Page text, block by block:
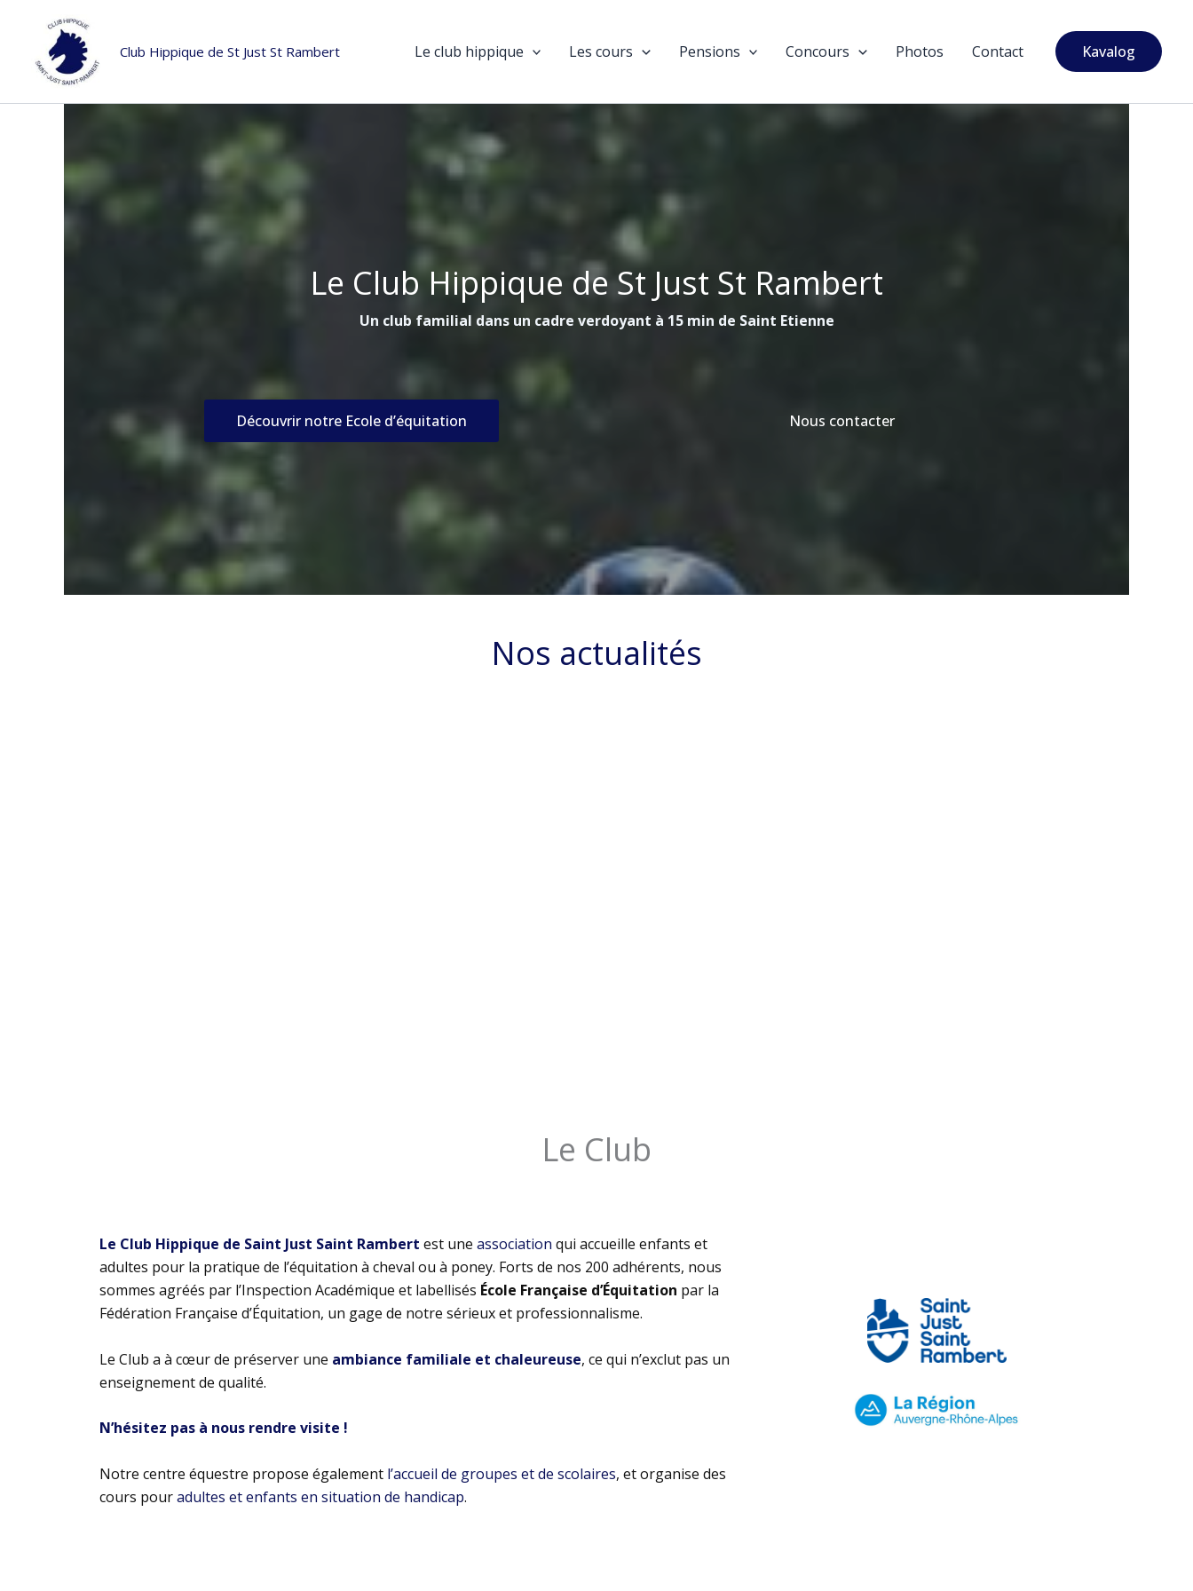
contenu
Club Hippique de St Just St Rambert Le club hippique Les cours Pensions Concours Photos Contact Kavalog
Le Club Hippique de St Just St Rambert
Un club familial dans un cadre verdoyant à 15 min de Saint Etienne
Découvrir notre Ecole d’équitation Nous contacter
Nos actualités
Le Club
Le Club Hippique de Saint Just Saint Rambert est une association qui accueille enfants et
adultes pour la pratique de l’équitation à cheval ou à poney. Forts de nos 200 adhérents, nous
sommes agréés par l’Inspection Académique et labellisés École Française d’Équitation par la
Fédération Française d’Équitation, un gage de notre sérieux et professionnalisme.
Le Club a à cœur de préserver une ambiance familiale et chaleureuse, ce qui n’exclut pas un
enseignement de qualité.
N’hésitez pas à nous rendre visite !
Notre centre équestre propose également l’accueil de groupes et de scolaires, et organise des
cours pouradultes et enfants en situation de handicap.